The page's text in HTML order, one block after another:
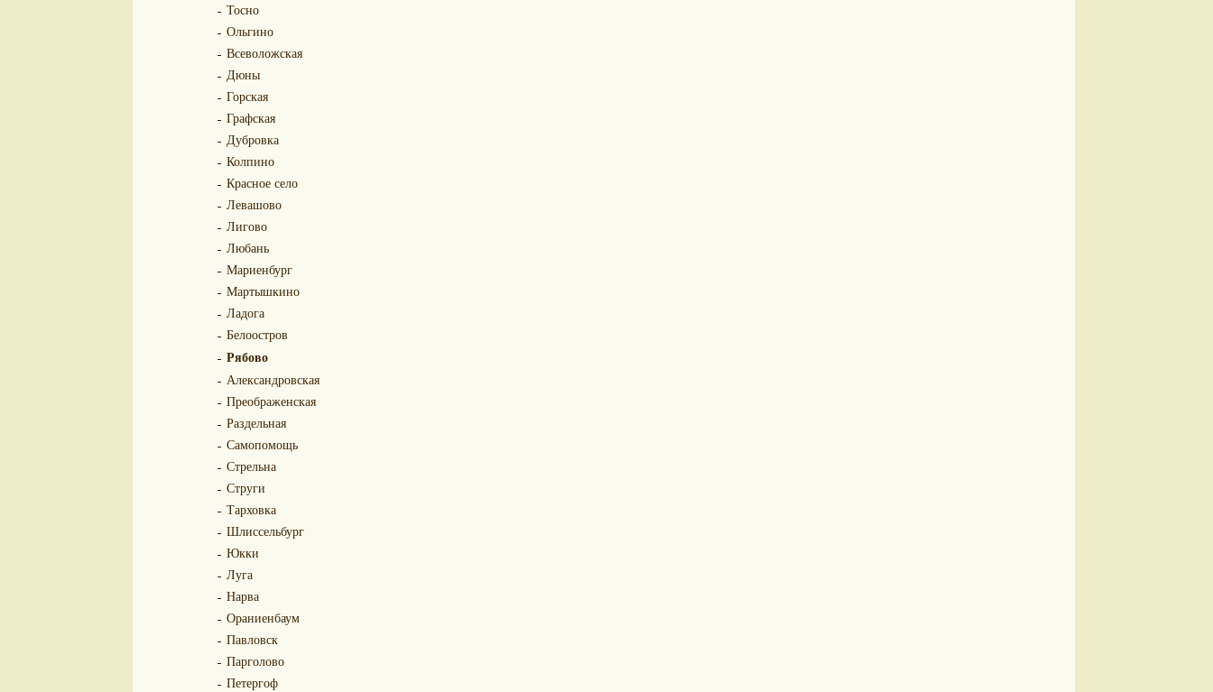
Тосно
Ольгино
Всеволожская
Дюны
Горская
Графская
Дубровка
Колпино
Красное село
Левашово
Лигово
Любань
Мариенбург
Мартышкино
Ладога
Белоостров
Рябово
Александровская
Преображенская
Раздельная
Самопомощь
Стрельна
Струги
Тарховка
Шлиссельбург
Юкки
Луга
Нарва
Ораниенбаум
Павловск
Парголово
Петергоф